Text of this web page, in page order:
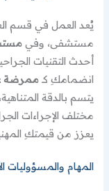
يُعد العمل في قسم
مستشفى، وفي
أحدث التقنيات
انضمامكِ كـممرضة
يتسم بالدقة
مختلف الإجراءات
يعزز من قيمتكِ
المهام والمسؤوليات